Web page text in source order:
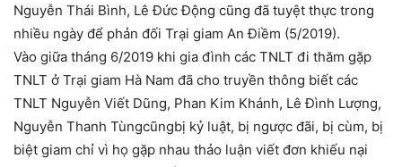
Nguyễn Thái Bình, Lê Đức Động cũng đã tuyệt thực trong
nhiều ngày để phản đối Trại giam An Điềm (5/2019).
Vào giữa tháng 6/2019 khi gia đình các TNLT đi thăm gặp
TNLT ở Trại giam Hà Nam đã cho truyền thông biết các
TNLT Nguyễn Viết Dũng, Phan Kim Khánh, Lê Đình Lượng,
Nguyễn Thanh Tùngcũngbị kỷ luật, bị ngược đãi, bị cùm, bị
biệt giam chỉ vì họ gặp nhau thảo luận viết đơn khiếu nại